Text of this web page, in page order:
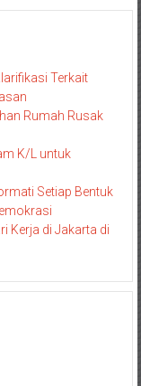
Terkait
Rumah Rusak
K/L untuk
Setiap Bentuk
Kerja di Jakarta di